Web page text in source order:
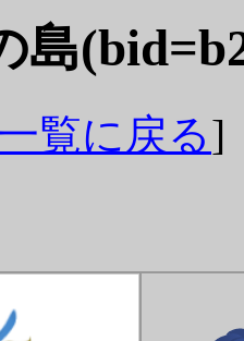
島
覧に戻る]